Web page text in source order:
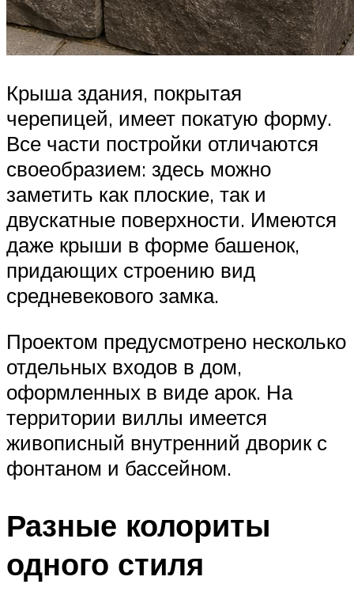
Крыша здания, покрытая
черепицей, имеет покатую форму.
Все части постройки отличаются
своеобразием: здесь можно
заметить как плоские, так и
двускатные поверхности. Имеются
даже крыши в форме башенок,
придающих строению вид
средневекового замка.
Проектом предусмотрено несколько
отдельных входов в дом,
оформленных в виде арок. На
территории виллы имеется
живописный внутренний дворик с
фонтаном и бассейном.
Разные колориты
одного стиля